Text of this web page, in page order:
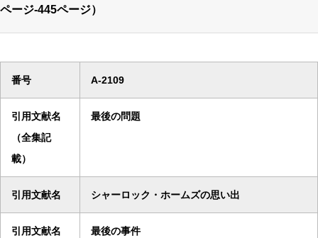
ページ-445ページ）
番号 A-2109
引用文献名
（全集記
載）
最後の問題
引用文献名 シャーロック・ホームズの思い出
引用文献名
最後の事件